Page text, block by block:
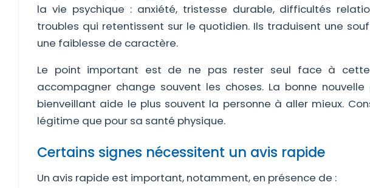
la vie psychique : anxiété, tristesse durable, difficultés
troubles qui retentissent sur le quotidien. Ils traduisent une
une faiblesse de caractère.
Le point important est de ne pas rester seul face à
accompagner change souvent les choses. La bonne
bienveillant aide le plus souvent la personne à aller mieux.
légitime que pour sa santé physique.
Certains signes nécessitent un avis rapide
Un avis rapide est important, notamment, en présence de :